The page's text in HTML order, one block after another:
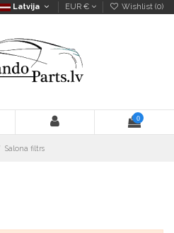
Latvija EUR € Wishlist (0)
0
Salona filtrs